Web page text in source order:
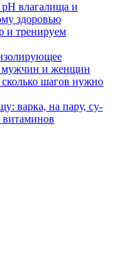
влагалища и
здоровью
и тренируем
мужчин и женщин
шагов нужно
варка, на пару, су-